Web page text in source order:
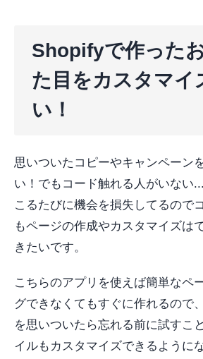
Shopifyで作った
た目をカスタマイ
い！
思いついたコピーやキャンペーン
い！でもコード触れる人がいない
こるたびに機会を損失してるので
もページの作成やカスタマイズは
きたいです。
こちらのアプリを使えば簡単なペ
グできなくてもすぐに作れるので
を思いついたら忘れる前に試すこ
イルもカスタマイズできるように